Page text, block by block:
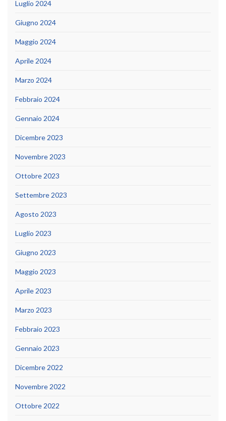
Luglio 2024
Giugno 2024
Maggio 2024
Aprile 2024
Marzo 2024
Febbraio 2024
Gennaio 2024
Dicembre 2023
Novembre 2023
Ottobre 2023
Settembre 2023
Agosto 2023
Luglio 2023
Giugno 2023
Maggio 2023
Aprile 2023
Marzo 2023
Febbraio 2023
Gennaio 2023
Dicembre 2022
Novembre 2022
Ottobre 2022